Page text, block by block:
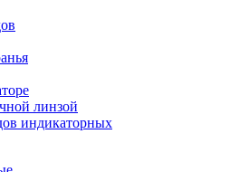
линзой
индикаторных